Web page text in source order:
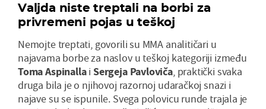
Valjda niste treptali na borbi za
privremeni pojas u teškoj
Nemojte treptati, govorili su MMA analitičari u
najavama borbe za naslov u teškoj kategoriji između
TomaAspinallai Sergeja Pavloviča, praktički svaka
druga bila je o njihovoj razornoj udaračkoj snazi i
najave su se ispunile. Svega polovicu runde trajala je